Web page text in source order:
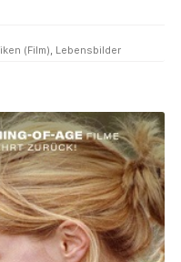
(Film), Lebensbilder